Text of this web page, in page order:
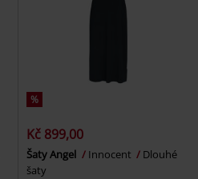
%
Kč 899,00
Šaty Angel Innocent
Dlouhé
šaty